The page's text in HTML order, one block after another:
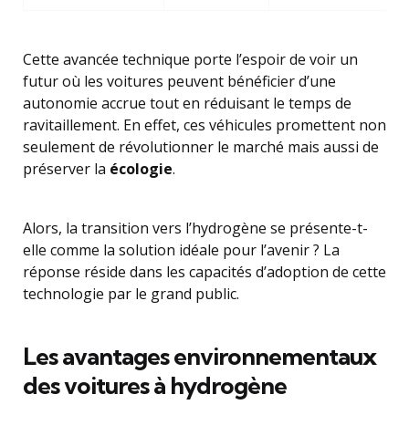
Cette avancée technique porte l’espoir de voir un
futur où les voitures peuvent bénéficier d’une
autonomie accrue tout en réduisant le temps de
ravitaillement. En effet, ces véhicules promettent non
seulement de révolutionner le marché mais aussi de
préserver la écologie.
Alors, la transition vers l’hydrogène se présente-t-
elle comme la solution idéale pour l’avenir ? La
réponse réside dans les capacités d’adoption de cette
technologie par le grand public.
Les avantages environnementaux
des voitures à hydrogène